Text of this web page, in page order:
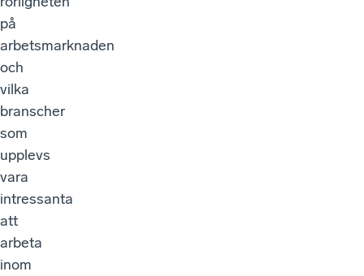
på
arbetsmarknaden
och
vilka
branscher
som
upplevs
vara
intressanta
att
arbeta
inom